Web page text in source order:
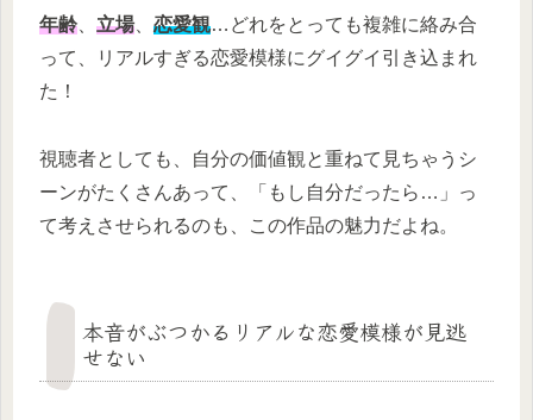
年齢 立場、 恋愛観…どれをとっても複雑に絡み合
って、リアルすぎる恋愛模様にグイグイ引き込まれ
た！
視聴者としても、自分の価値観と重ねて見ちゃうシ
ーンがたくさんあって、「もし自分だったら…」っ
て考えさせられるのも、この作品の魅力だよね。
本音がぶつかるリアルな恋愛模様が見逃
せない